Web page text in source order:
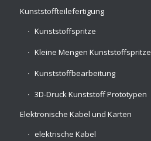
Kunststoffteilefertigung
Kunststoffspritze
Kleine Mengen Kunststoffspritze
Kunststoffbearbeitung
3D-Druck Kunststoff Prototypen
Elektronische Kabel und Karten
elektrische Kabel